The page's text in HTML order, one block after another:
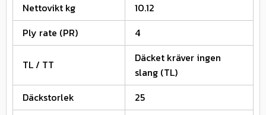
Nettovikt kg
10.12
Ply rate (PR)
4
TL / TT
Däcket kräver ingen
slang (TL)
Däckstorlek
25